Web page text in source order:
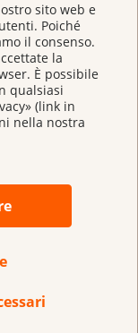
sito web e
Poiché
il consenso.
la
È possibile
qualsiasi
(link in
nella nostra
sulla
Oeggerli
di più su